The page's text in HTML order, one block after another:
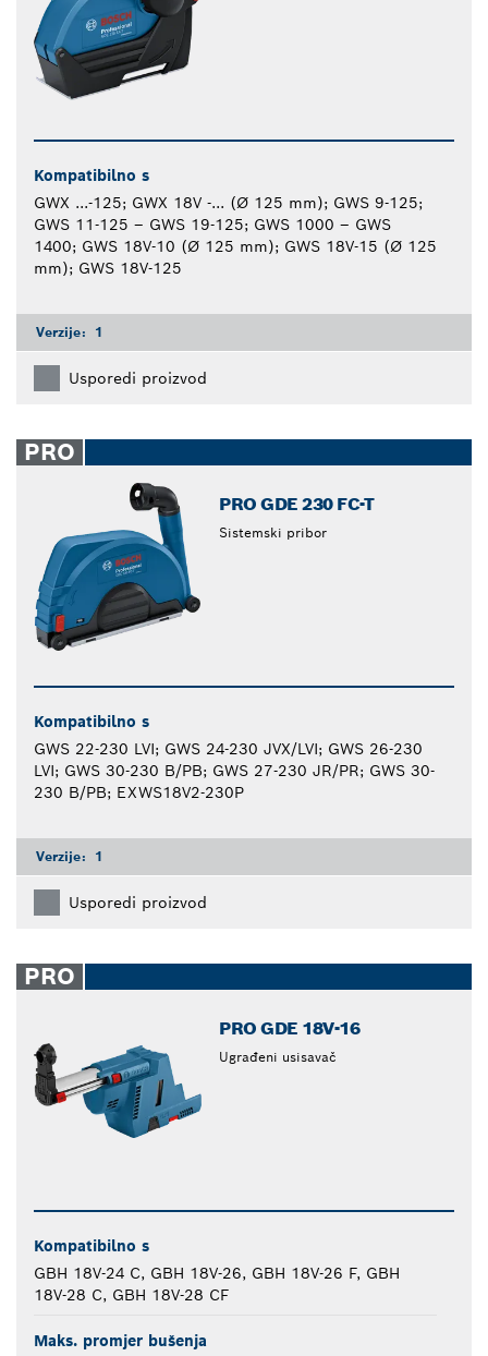
Kompatibilno s
GWX ...-125; GWX 18V -... (Ø 125 mm); GWS 9-125;
GWS 11-125 – GWS 19-125; GWS 1000 – GWS
1400; GWS 18V-10 (Ø 125 mm); GWS 18V-15 (Ø 125
mm); GWS 18V-125
Verzije: 1
Usporedi proizvod
PRO
PRO GDE 230 FC-T
Sistemski pribor
Kompatibilno s
GWS 22-230 LVI; GWS 24-230 JVX/LVI; GWS 26-230
LVI; GWS 30-230 B/PB; GWS 27-230 JR/PR; GWS 30-
230 B/PB; EXWS18V2-230P
Verzije: 1
Usporedi proizvod
PRO
PRO GDE 18V-16
Ugrađeni usisavač
Kompatibilno s
GBH 18V-24 C, GBH 18V-26, GBH 18V-26 F, GBH
18V-28 C, GBH 18V-28 CF
Maks. promjer bušenja